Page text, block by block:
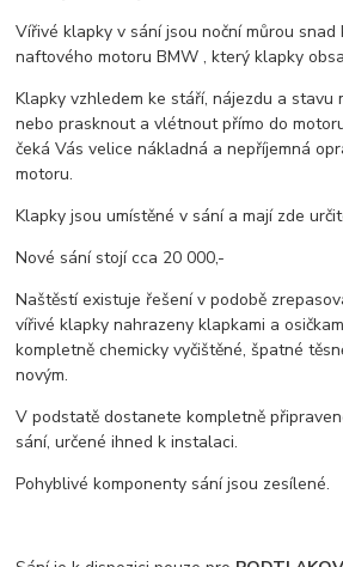
Vířivé klapky v sání jsou noční můrou snad
naftového motoru BMW , který klapky
Klapky vzhledem ke stáří, nájezdu a stavu
nebo prasknout a vlétnout přímo do
čeká Vás velice nákladná a nepříjemná
motoru.
Klapky jsou umístěné v sání a mají zde
Nové sání stojí cca 20 000,-
Naštěstí existuje řešení v podobě
vířivé klapky nahrazeny klapkami a
kompletně chemicky vyčištěné, špatné
novým.
V podstatě dostanete kompletně
sání, určené ihned k instalaci.
Pohyblivé komponenty sání jsou zesílené.